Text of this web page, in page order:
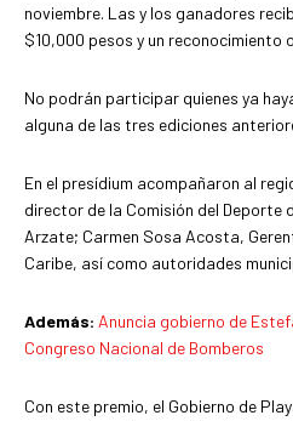
noviembre. Las y los ganadores
$10,000 pesos y un reconocimiento
No podrán participar quienes ya
alguna de las tres ediciones
En el presídium acompañaron al
director de la Comisión del Deporte
Arzate; Carmen Sosa Acosta,
Caribe, así como autoridades
Además: Anuncia gobierno de
Congreso Nacional de Bomberos
Con este premio, el Gobierno de